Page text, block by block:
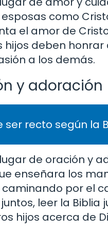
como
el amor de
deben
a los demás.
y adoración
recto según la
de oración y
enseñara los
por el
leer la Biblia
hijos acerca de